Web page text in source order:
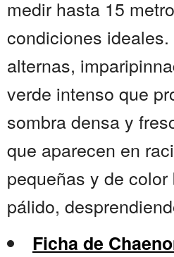
medir hasta 15
condiciones
alternas,
verde intenso que
sombra densa y
que aparecen en
pequeñas y de
pálido,
Ficha de